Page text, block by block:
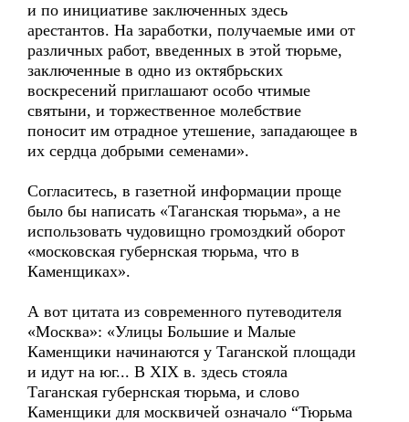
и по инициативе заключенных здесь
арестантов. На заработки, получаемые ими от
различных работ, введенных в этой тюрьме,
заключенные в одно из октябрьских
воскресений приглашают особо чтимые
святыни, и торжественное молебствие
поносит им отрадное утешение, западающее в
их сердца добрыми семенами».
Согласитесь, в газетной информации проще
было бы написать «Таганская тюрьма», а не
использовать чудовищно громоздкий оборот
«московская губернская тюрьма, что в
Каменщиках».
А вот цитата из современного путеводителя
«Москва»: «Улицы Большие и Малые
Каменщики начинаются у Таганской площади
и идут на юг... В XIX в. здесь стояла
Таганская губернская тюрьма, и слово
Каменщики для москвичей означало “Тюрьма